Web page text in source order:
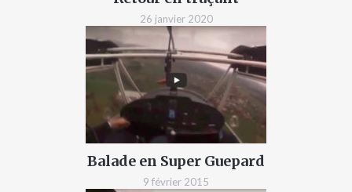
26 janvier 2020
Balade en Super Guepard
9 février 2015